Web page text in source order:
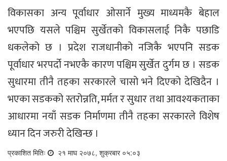
विकासका अन्य पूर्वाधार ओसार्ने मुख्य माध्यमकै बेहाल
भएपछि यसले पश्चिम सुर्खेतको विकासलाई निकै पछाडि
धकलेको छ । प्रदेश राजधानीको नजिकै भएपनि सडक
पूर्वाधार भरपर्दो नभएकै कारण पश्चिम सुर्खेत दुर्गम छ । सडक
सुधारमा तीनै तहका सरकारले चासो भने दिएको देखिदैन ।
भएका सडकको स्तरोन्नति, मर्मत र सुधार तथा आवश्यकताका
आधारमा नयाँ सडक निर्माणमा तीनै तहका सरकारले विशेष
ध्यान दिन जरुरी देखिन्छ ।
प्रकाशित मितिः २१ माघ २०७८, शुक्रबार ०५:०३